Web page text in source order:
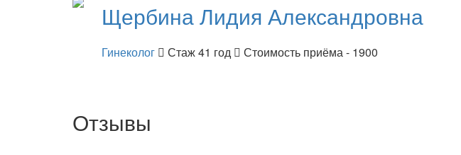
ЩербинаЛидия Александровна
Гинеколог Стаж 41 год Стоимость приёма - 1900
Отзывы